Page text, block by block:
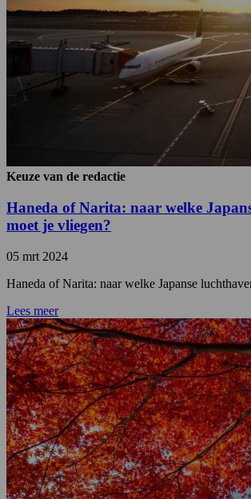
Keuze van de redactie
Haneda of Narita: naar welke
moet je vliegen?
05 mrt 2024
Haneda of Narita: naar welke Japanse
Lees meer